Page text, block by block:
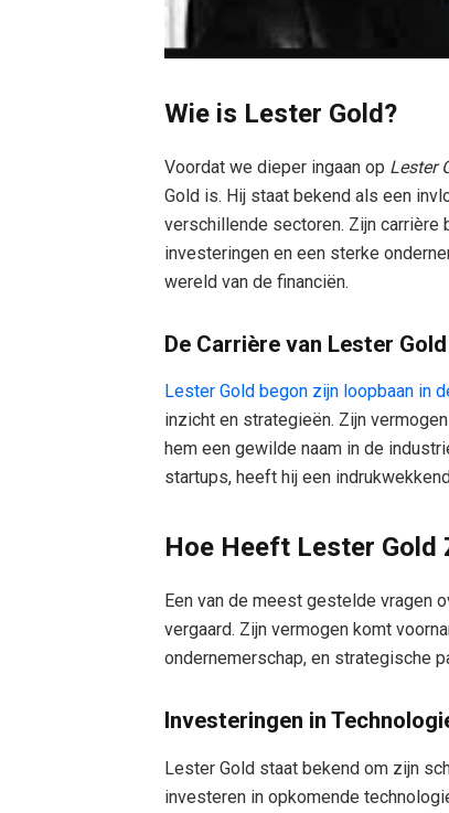
Wie is Lester Gold?
Voordat we dieper ingaan op Lester
Gold is. Hij staat bekend als een
verschillende sectoren. Zijn carrière
investeringen en een sterke
wereld van de financiën.
De Carrière van Lester Gold
Lester Gold begon zijn loopbaan in
inzicht en strategieën. Zijn
hem een gewilde naam in de
startups, heeft hij een
Hoe Heeft Lester Gold
Een van de meest gestelde vragen
vergaard. Zijn vermogen komt
ondernemerschap, en strategische
Investeringen in
Lester Gold staat bekend om zijn
investeren in opkomende